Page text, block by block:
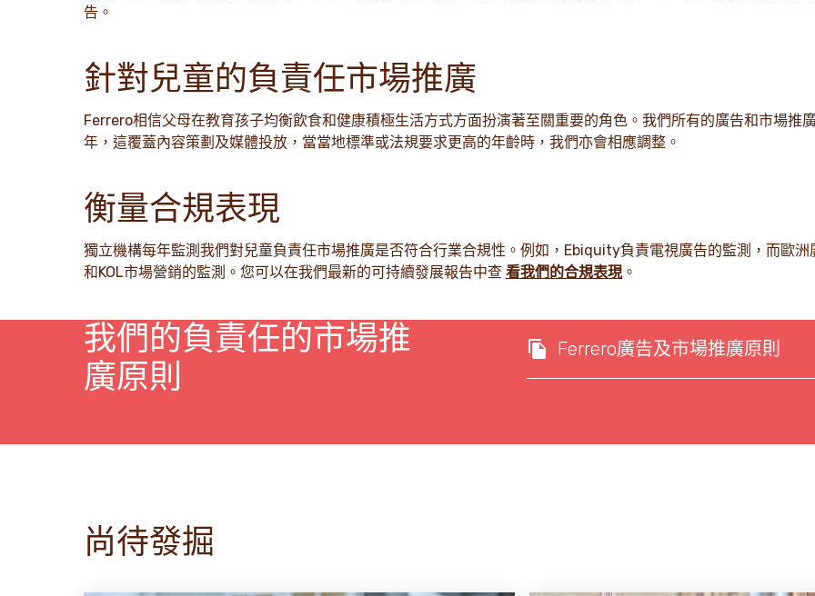
告。
針對兒童的負責任市場推廣
Ferrero相信父母在教育孩子均衡飲食和健康積極生活方式方面扮演著至關重要的角色。我們所有的廣告和市場推
年，這覆蓋內容策劃及媒體投放，當當地標準或法規要求更高的年齡時，我們亦會相應調整。
衡量合規表現
獨立機構每年監測我們對兒童負責任市場推廣是否符合行業合規性。例如，Ebiquity負責電視廣告的監測，而歐
和KOL市場營銷的監測。您可以在我們最新的可持續發展報告中查看我們的合規表現。
我們的負責任的市場推
廣原則
Ferrero廣告及市場推廣原則
尚待發掘